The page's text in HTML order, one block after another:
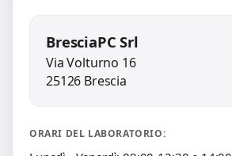
BresciaPC Srl
Via Volturno 16
25126 Brescia
ORARI DEL LABORATORIO: